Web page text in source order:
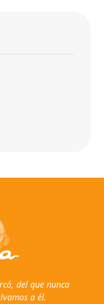
del que nunca
a él.